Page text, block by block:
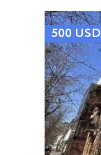
500 USD